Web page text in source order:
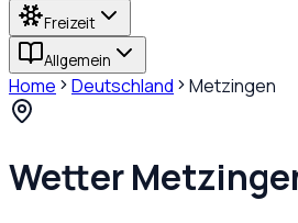
Freizeit
Allgemein
Home Deutschland Metzingen
Wetter